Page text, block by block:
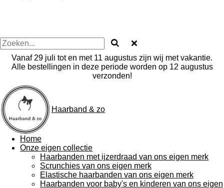
Vanaf 29 juli tot en met 11 augustus zijn wij met vakantie.
Alle bestellingen in deze periode worden op 12 augustus
verzonden!
Haarband & zo
Home
Onze eigen collectie
Haarbanden met ijzerdraad van ons eigen merk
Scrunchies van ons eigen merk
Elastische haarbanden van ons eigen merk
Haarbanden voor baby's en kinderen van ons eigen